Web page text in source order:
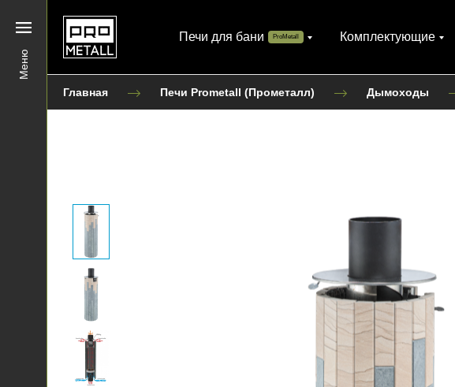
Меню
Печи для бани ProMetall Комплектующие
Главная Печи Prometall (Прометалл) Дымоходы